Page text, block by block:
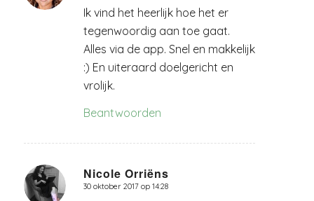
Ik vind het heerlijk hoe het er
tegenwoordig aan toe gaat.
Alles via de app. Snel en makkelijk
:) En uiteraard doelgericht en
vrolijk.
Beantwoorden
Nicole Orriëns
zegt:
30 oktober 2017 op 14:28